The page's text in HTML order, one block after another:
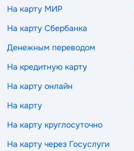
На карту МИР
На карту Сбербанка
Денежным переводом
На кредитную карту
На карту онлайн
На карту
На карту круглосуточно
На карту через Госуслуги